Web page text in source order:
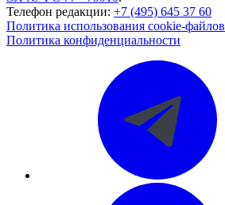
Телефон редакции: +7 (495) 645 37 60
Политика использования cookie-файлов
Политика конфиденциальности